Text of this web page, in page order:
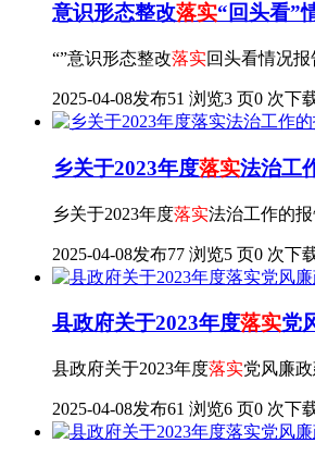
意识形态整改落实“回头看”
“”意识形态整改落实回头看情况
2025-04-08发布51 浏览3 页0 次下
乡关于2023年度落实法治工
乡关于2023年度落实法治工作的
2025-04-08发布77 浏览5 页0 次下
县政府关于2023年度落实党
县政府关于2023年度落实党风廉
2025-04-08发布61 浏览6 页0 次下